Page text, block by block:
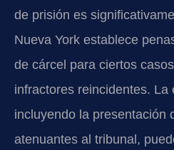
de prisión es
Nueva York establece
de cárcel para ciertos
infractores reincidentes. La
incluyendo la presentación
atenuantes al tribunal,